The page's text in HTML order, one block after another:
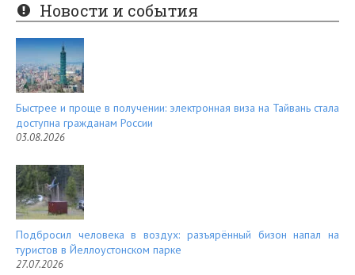
es
t
d
Новости и события
Быстрее и проще в получении: электронная виза на Тайвань стала
доступна гражданам России
03.08.2026
Подбросил человека в воздух: разъярённый бизон напал на
туристов в Йеллоустонском парке
27.07.2026